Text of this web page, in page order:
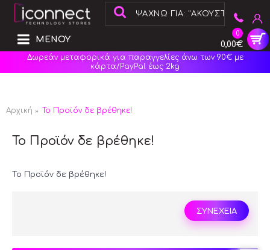
0
0,00€
ΜΕΝΟΥ
Δωρεάν μεταφορικά για παραγγελίες άνω των 90€ με
κάρτα/PayPal έως 2kg
Αρχική Το Προϊόν δε βρέθηκε!
Το Προϊόν δε βρέθηκε!
Το Προϊόν δε βρέθηκε!
ΣΥΝΕΧΕΙΑ